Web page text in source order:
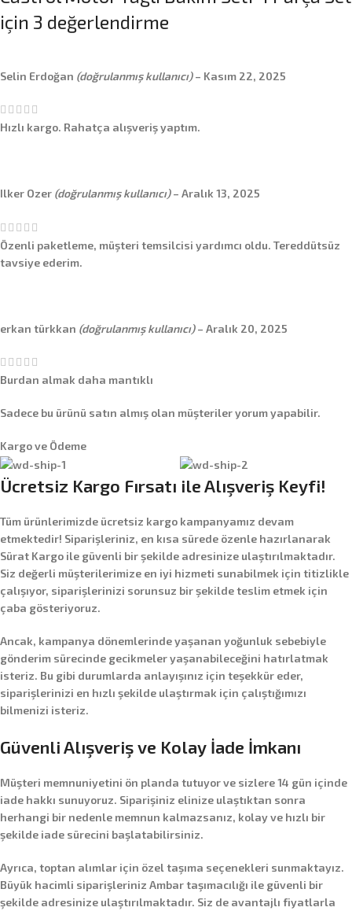
için 3 değerlendirme
Selin Erdoğan (doğrulanmış kullanıcı) – Kasım 22, 2025
Hızlı kargo. Rahatça alışveriş yaptım.
Ilker Ozer (doğrulanmış kullanıcı) – Aralık 13, 2025
Özenli paketleme, müşteri temsilcisi yardımcı oldu. Tereddütsüz
tavsiye ederim.
erkan türkkan (doğrulanmış kullanıcı) – Aralık 20, 2025
Burdan almak daha mantıklı
Sadece bu ürünü satın almış olan müşteriler yorum yapabilir.
Kargo ve Ödeme
Ücretsiz Kargo Fırsatı ile Alışveriş Keyfi!
Tüm ürünlerimizde ücretsiz kargo kampanyamız devam
etmektedir! Siparişleriniz, en kısa sürede özenle hazırlanarak
Sürat Kargo ile güvenli bir şekilde adresinize ulaştırılmaktadır.
Siz değerli müşterilerimize en iyi hizmeti sunabilmek için titizlikle
çalışıyor, siparişlerinizi sorunsuz bir şekilde teslim etmek için
çaba gösteriyoruz.
Ancak, kampanya dönemlerinde yaşanan yoğunluk sebebiyle
gönderim sürecinde gecikmeler yaşanabileceğini hatırlatmak
isteriz. Bu gibi durumlarda anlayışınız için teşekkür eder,
siparişlerinizi en hızlı şekilde ulaştırmak için çalıştığımızı
bilmenizi isteriz.
Güvenli Alışveriş ve Kolay İade İmkanı
Müşteri memnuniyetini ön planda tutuyor ve sizlere14 gün içinde
iade hakkı sunuyoruz. Siparişiniz elinize ulaştıktan sonra
herhangi bir nedenle memnun kalmazsanız, kolay ve hızlı bir
şekilde iade sürecini başlatabilirsiniz.
Ayrıca, toptan alımlar için özel taşıma seçenekleri sunmaktayız.
Büyük hacimli siparişleriniz Ambar taşımacılığı ile güvenli bir
şekilde adresinize ulaştırılmaktadır. Siz de avantajlı fiyatlarla